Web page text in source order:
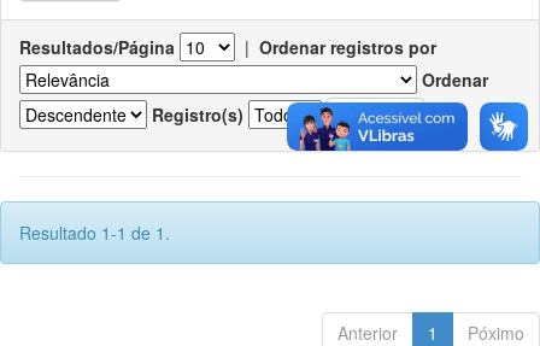
Resultados/Página | Ordenar registros por
Ordenar
Registro(s)
Resultado 1-1 de 1.
Anterior 1 Póximo